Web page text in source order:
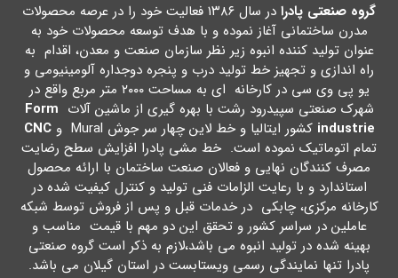
گروه صنعتی پادرا
در سال ۱۳۸۶ فعالیت خود را در عرصه محصولات
مدرن ساختمانی آغاز نموده و با هدف توسعه محصولات خود به
عنوان تولید کننده انبوه زیر نظر سازمان صنعت و معدن، اقدام به
راه اندازي و تجهیز خط تولید درب و پنجره دوجداره آلومینیومی و
یو پی وي سی در کارخانه اي به مساحت ۲۰۰۰ متر مربع واقع در
شهرك صنعتی سپیدرود رشت با بهره گیري از ماشین آلات Form
industrie کشور ایتالیا و خط لاین چهار سر جوش Mural و
CNC
تمام اتوماتیک نموده است. خط مشی پادرا افزایش سطح رضایت
مصرف کنندگان نهایی و فعالان صنعت ساختمان با ارائه محصول
استاندارد و با رعایت الزامات فنی تولید و کنترل کیفیت شده در
کارخانه مرکزي، چابکی در خدمات قبل و پس از فروش توسط شبکه
عاملین در سراسر کشور و تحقق این دو مهم با قیمت مناسب و
بهینه شده در تولید انبوه می باشد،لازم به ذکر است گروه صنعتی
پادرا تنها نمایندگی رسمی ویستابست در استان گیلان می باشد.